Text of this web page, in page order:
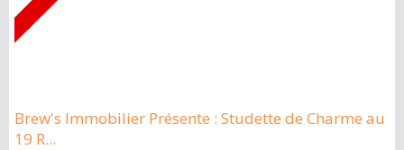
Brew's Immobilier Présente : Studette de Charme au
19 R...